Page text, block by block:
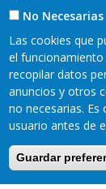
Pie
de
No Necesarias
Las cookies que
el
recopilar datos
anuncios y otros
no necesarias.
usuario antes de
Guardar